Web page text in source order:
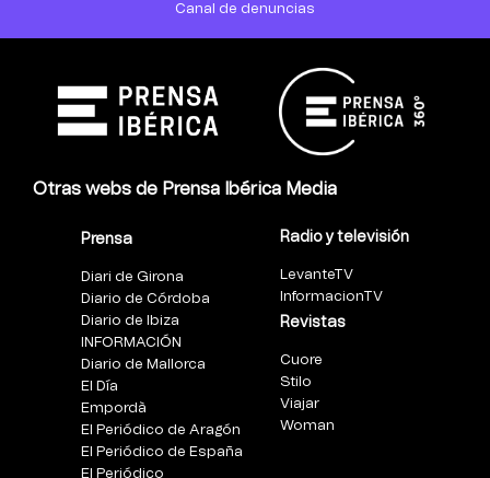
Canal de denuncias
Otras webs de Prensa Ibérica Media
Prensa
Diari de Girona
Diario de Córdoba
Diario de Ibiza
INFORMACIÓN
Diario de Mallorca
El Día
Empordà
El Periódico de Aragón
El Periódico de España
El Periódico
Radio y televisión
LevanteTV
InformacionTV
Revistas
Cuore
Stilo
Viajar
Woman